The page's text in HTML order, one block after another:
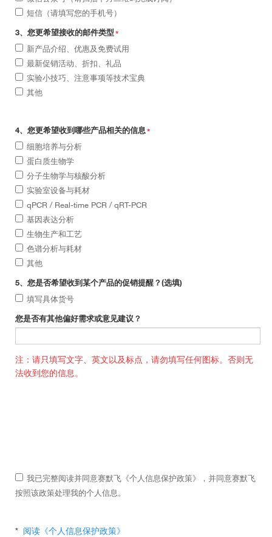
短信（请填写您的手机号）
3、您更希望接收的邮件类型*
新产品介绍、优惠及免费试用
最新促销活动、折扣、礼品
实验小技巧、注意事项等技术宝典
其他
4、您更希望收到哪些产品相关的信息*
细胞培养与分析
蛋白质生物学
分子生物学与核酸分析
实验室设备与耗材
qPCR / Real-time PCR / qRT-PCR
基因表达分析
生物生产和工艺
色谱分析与耗材
其他
5、您是否希望收到某个产品的促销提醒？(选填)
填写具体货号
您是否有其他偏好需求或意见建议？
注：请只填写文字、英文以及标点，请勿填写任何图标。否则无
法收到您的信息。
我已完整阅读并同意赛默飞《个人信息保护政策》，并同意赛默飞
按照该政策处理我的个人信息。
* 阅读《个人信息保护政策》